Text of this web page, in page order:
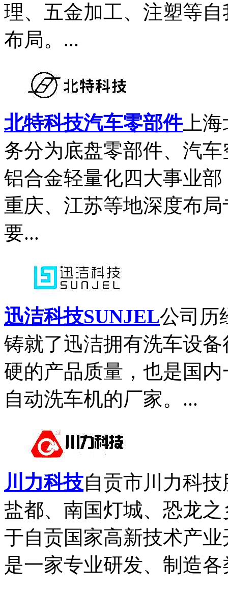
理、五金加工、注塑等
布局。...
北特科技汽车零部件上海
务分为底盘零部件、汽
铝合金轻量化四大事业
重庆、江苏等地深度布
要...
迅洁科技SUNJEL公司历
铸就了迅洁拥有洗车设
硬的产品质量，也是国
自动洗车机的厂家。...
川力科技自贡市川力科
盐都、南国灯城、恐龙
于自贡国家高新技术产
是一家专业研发、制造